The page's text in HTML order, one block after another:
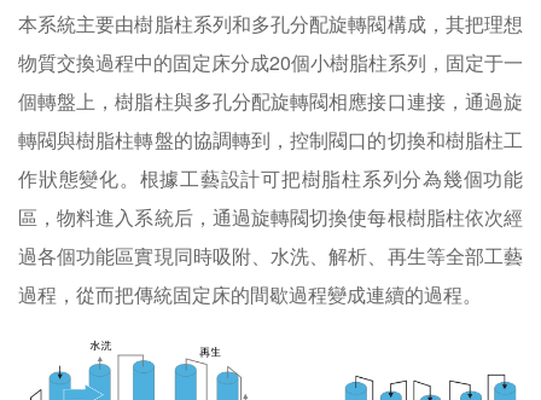
本系統主要由樹脂柱系列和多孔分配旋轉閥構成，其把理想
物質交換過程中的固定床分成20個小樹脂柱系列，固定于一
個轉盤上，樹脂柱與多孔分配旋轉閥相應接口連接，通過旋
轉閥與樹脂柱轉盤的協調轉到，控制閥口的切換和樹脂柱工
作狀態變化。根據工藝設計可把樹脂柱系列分為幾個功能
區，物料進入系統后，通過旋轉閥切換使每根樹脂柱依次經
過各個功能區實現同時吸附、水洗、解析、再生等全部工藝
過程，從而把傳統固定床的間歇過程變成連續的過程。